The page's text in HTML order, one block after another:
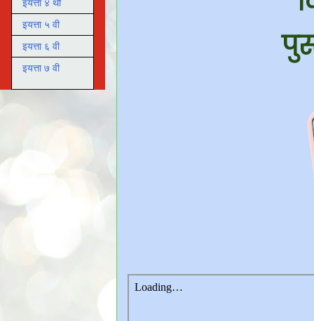
इयत्ता ४ थी
इयत्ता ५ वी
इयत्ता ६ वी
इयत्ता ७ वी